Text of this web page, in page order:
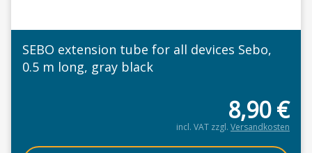
SEBO extension tube for all devices Sebo,
0.5 m long, gray black
8,90€
incl. VAT zzgl. Versandkosten